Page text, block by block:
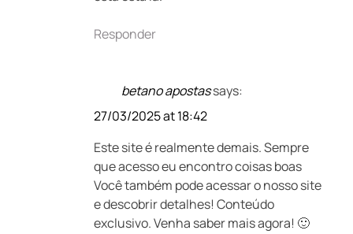
Responder
betano apostassays:
27/03/2025 at 18:42
Este site é realmente demais. Sempre
que acesso eu encontro coisas boas
Você também pode acessar o nosso site
e descobrir detalhes! Conteúdo
exclusivo. Venha saber mais agora! 🙂